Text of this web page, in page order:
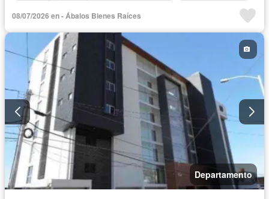
Cocina equipada
Azotea
Cuarto de Limpieza
Vista panorámica
Recámara con closet
Conserje
Completamente amueblado
08/07/2026 en - Ábalos Bienes Raíces
Departamento